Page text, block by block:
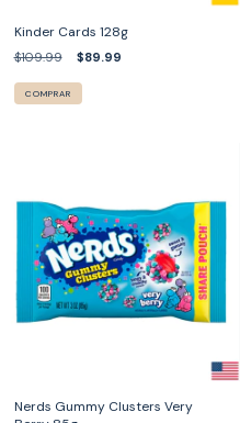
Kinder Cards 128g
$109.99 $89.99
COMPRAR
Nerds Gummy Clusters Very